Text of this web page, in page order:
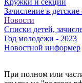
Кружки и секции
Зачисление в
Новости
Списки детей,
Год молодежи - 2023
Новостной информер
При полном или